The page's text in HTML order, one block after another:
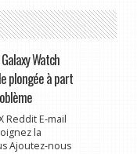
Watch
plongée à part
Reddit E-mail
la
Ajoutez-nous